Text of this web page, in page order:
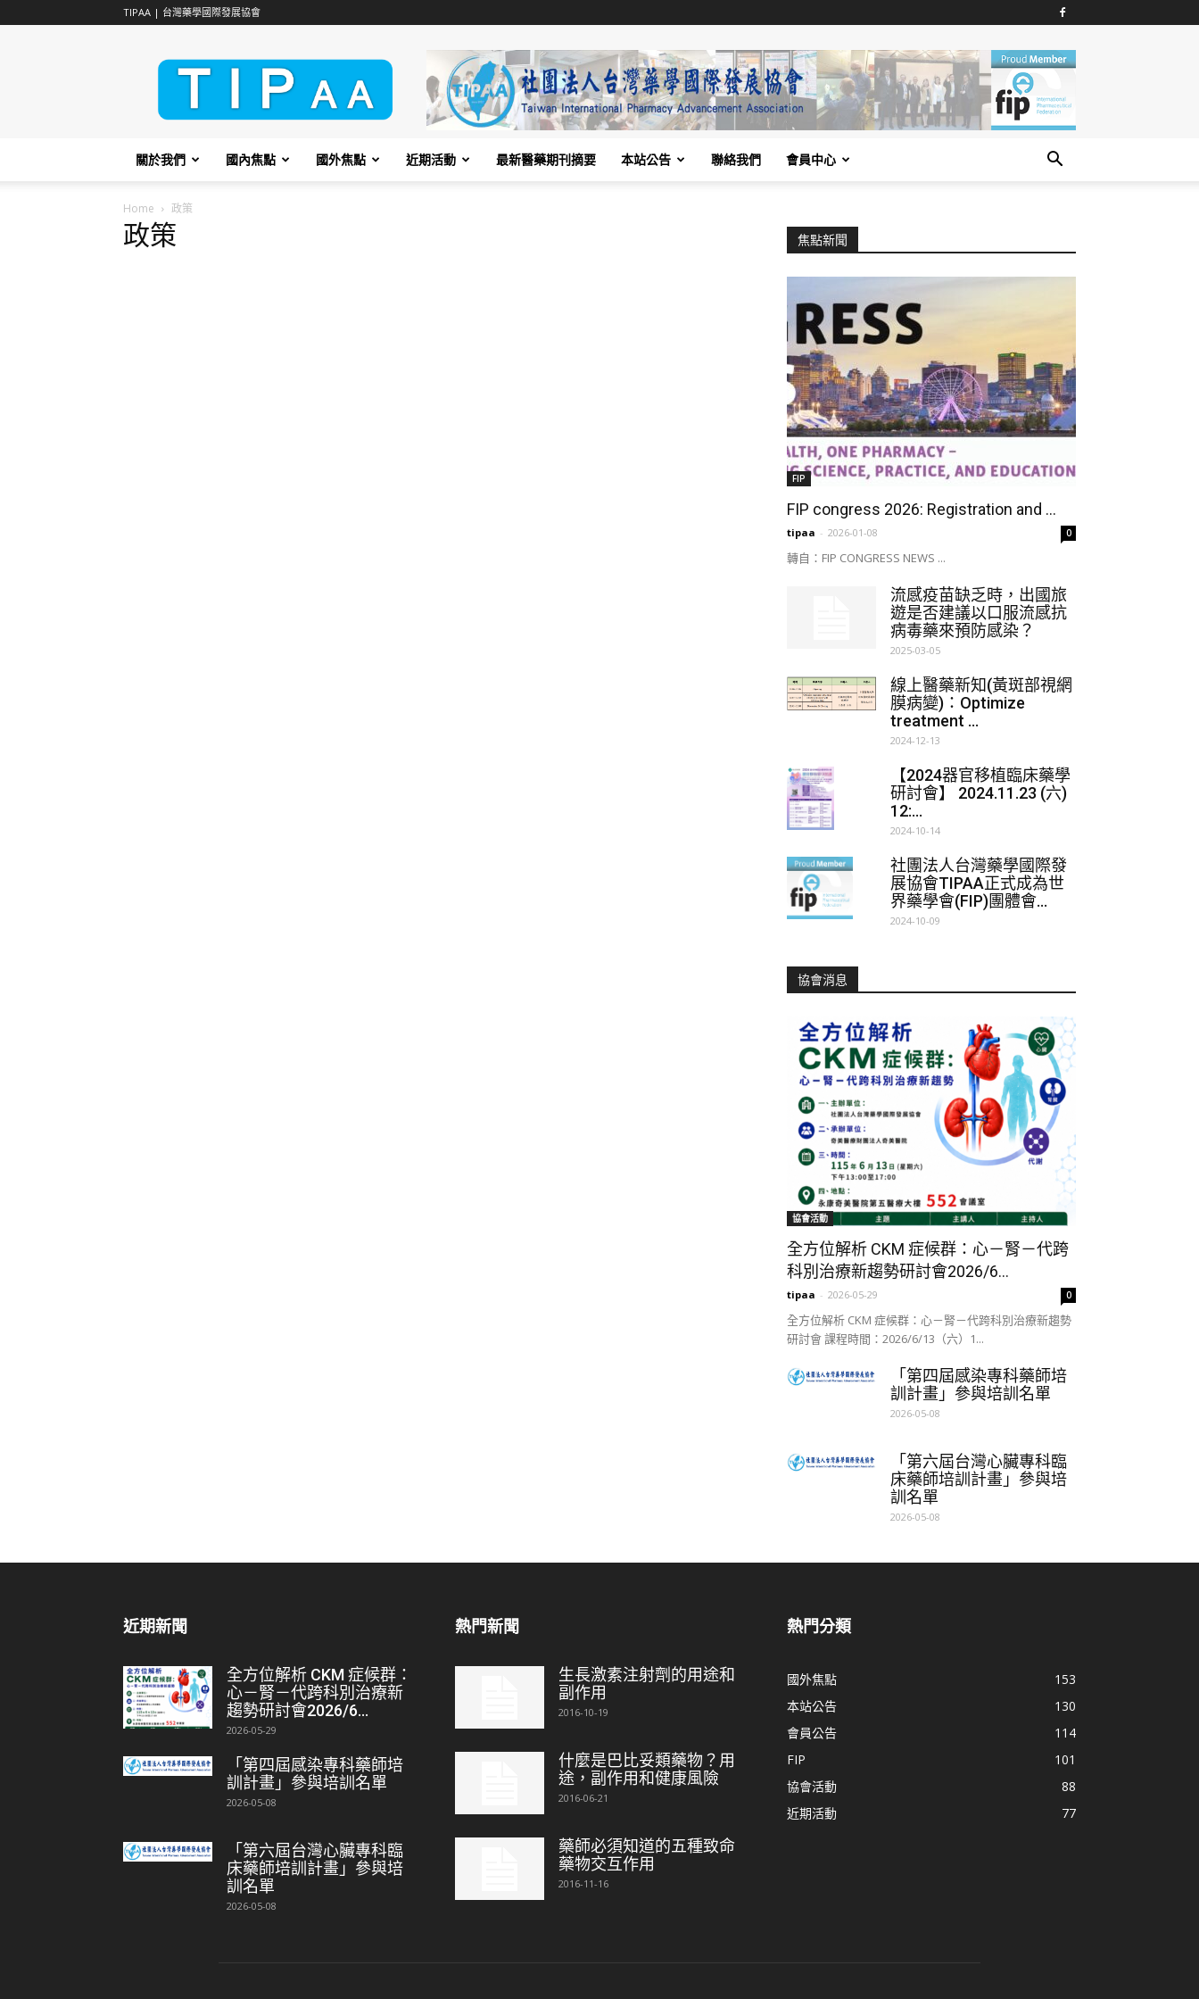
TIPAA | 台灣藥學國際發展協會
TIPAA
關於我們 國內焦點 國外焦點 近期活動 最新醫藥期刊摘要 本站公告 聯絡我們 會員中心
Home 政策
政策 焦點新聞
FIP
FIP congress 2026: Registration and ...
tipaa - 2026-01-08 0
轉自：FIP CONGRESS NEWS ...
流感疫苗缺乏時，出國旅
遊是否建議以口服流感抗
病毒藥來預防感染？
2025-03-05
線上醫藥新知(黃斑部視網
膜病變)：Optimize
treatment ...
2024-12-13
【2024器官移植臨床藥學
研討會】 2024.11.23 (六)
12:...
2024-10-14
社團法人台灣藥學國際發
展協會TIPAA正式成為世
界藥學會(FIP)團體會...
2024-10-09
協會消息
協會活動
全方位解析 CKM 症候群：心－腎－代跨
科別治療新趨勢研討會2026/6...
tipaa - 2026-05-29 0
全方位解析 CKM 症候群：心－腎－代跨科別治療新趨勢
研討會 課程時間：2026/6/13（六）1...
「第四屆感染專科藥師培
訓計畫」參與培訓名單
2026-05-08
「第六屆台灣心臟專科臨
床藥師培訓計畫」參與培
訓名單
2026-05-08
近期新聞
全方位解析 CKM 症候群：
心－腎－代跨科別治療新
趨勢研討會2026/6...
2026-05-29
「第四屆感染專科藥師培
訓計畫」參與培訓名單
2026-05-08
「第六屆台灣心臟專科臨
床藥師培訓計畫」參與培
訓名單
2026-05-08
熱門新聞
生長激素注射劑的用途和
副作用
2016-10-19
什麼是巴比妥類藥物？用
途，副作用和健康風險
2016-06-21
藥師必須知道的五種致命
藥物交互作用
2016-11-16
熱門分類
國外焦點
153
本站公告
130
會員公告
114
FIP
101
協會活動
88
近期活動
77